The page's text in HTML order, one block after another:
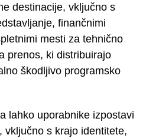
destinacije, vključno s
finančnimi
mesti za tehnično
prenos, ki distribuirajo
škodljivo programsko
lahko uporabnike izpostavi
vključno s krajo identitete,